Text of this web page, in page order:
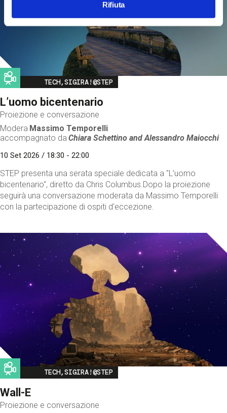
Rifiuta
Image
TECH,SIGIRA!@STEP
L’uomo bicentenario
Proiezione e conversazione
Modera Massimo Temporelli
accompagnato da Chiara Schettino andAlessandro Maiocchi
10 Set 2026 / 18:30 - 22:00
STEP presenta una serata speciale dedicata a "L’uomo
bicentenario", diretto da Chris Columbus.Dopo la proiezione
seguirà una conversazione moderata da Massimo Temporelli
con la partecipazione di ospiti d'eccezione.
Image
TECH,SIGIRA!@STEP
Wall-E
Proiezione e conversazione